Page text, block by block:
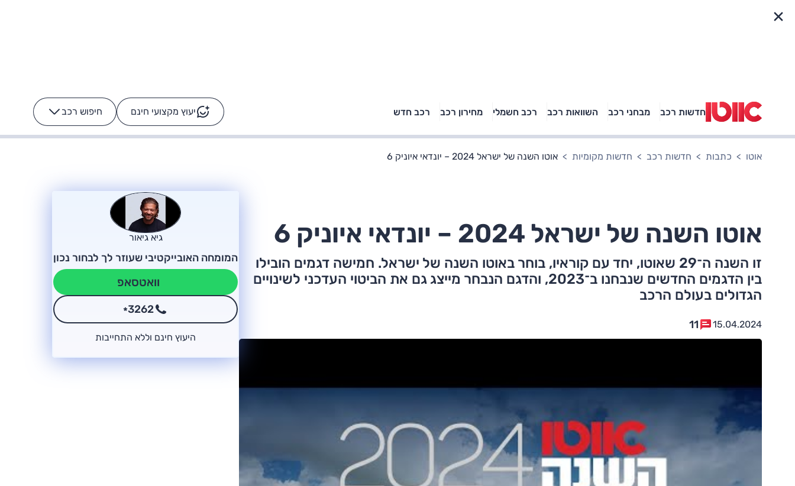
חדשות רכב מבחני רכב השוואות רכב רכב חשמלי מחירון רכב רכב חדש יעוץ מקצועי חינם חיפוש רכב -
באיזה רכב פנאי נוסעת
טויוטה ראב 4, קיה
ספורטאז' לונג ויונדאי
הנייר ועל הכביש
רכבי הסלבס: על מה נוסע
הרכב לא מתקלקל. המסך
כן
אוטו כתבות חדשות רכב חדשות מקומיות אוטו השנה של ישראל 2024 – יונדאי איוניק 6
אוטו השנה של ישראל 2024 – יונדאי איוניק 6
זו השנה ה־29 שאוטו, יחד עם קוראיו, בוחר באוטו השנה של ישראל. חמישה דגמים הובילו
בין הדגמים החדשים שנבחנו ב־2023, והדגם הנבחר מייצג גם את הביטוי העדכני לשינויים
הגדולים בעולם הרכב
15.04.2024
11
גיא גיאור
המומחה האובייקטיבי שעוזר לך לבחור נכון
וואטסאפ
*3262
היעוץ חינם וללא התחייבות